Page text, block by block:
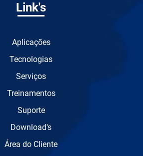
Link's
Aplicações
Tecnologias
Serviços
Treinamentos
Suporte
Download's
Área do Cliente